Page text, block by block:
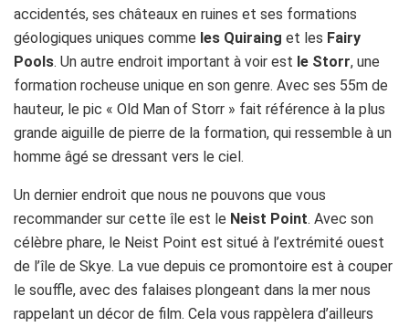
accidentés, ses châteaux en ruines et ses formations
géologiques uniques comme les Quiraing et les Fairy
Pools. Un autre endroit important à voir est le Storr, une
formation rocheuse unique en son genre. Avec ses 55m de
hauteur, le pic « Old Man of Storr » fait référence à la plus
grande aiguille de pierre de la formation, qui ressemble à un
homme âgé se dressant vers le ciel.
Un dernier endroit que nous ne pouvons que vous
recommander sur cette île est le Neist Point. Avec son
célèbre phare, le Neist Point est situé à l’extrémité ouest
de l’île de Skye. La vue depuis ce promontoire est à couper
le souffle, avec des falaises plongeant dans la mer nous
rappelant un décor de film. Cela vous rappèlera d’ailleurs